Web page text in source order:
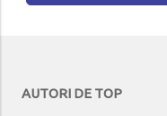
AUTORI DE TOP